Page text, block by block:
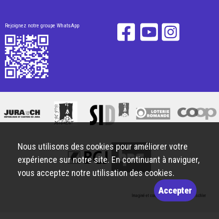
Rejoignez notre groupe WhatsApp
Imaginé et conçu par Giorgianni & Moeschler
Nous utilisons des cookies pour améliorer votre
expérience sur notre site. En continuant à naviguer,
vous acceptez notre utilisation des cookies.
Accepter